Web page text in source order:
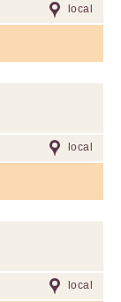
local
local
local